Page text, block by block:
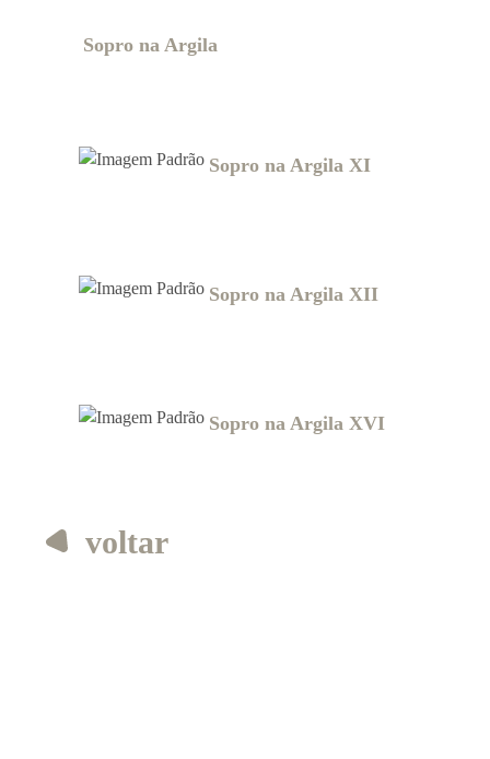
Sopro na Argila
Sopro na Argila XI
Sopro na Argila XII
Sopro na Argila XVI
voltar